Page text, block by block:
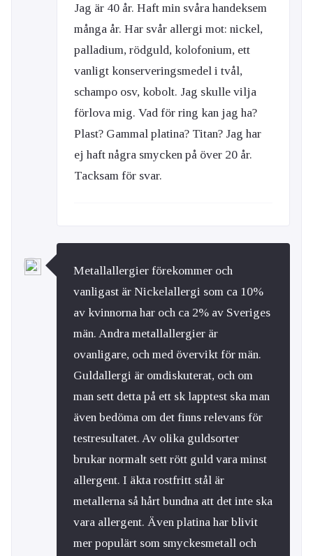
Jag är 40 år. Haft min svåra handeksem
många år. Har svår allergi mot: nickel,
palladium, rödguld, kolofonium, ett
vanligt konserveringsmedel i tvål,
schampo osv, kobolt. Jag skulle vilja
förlova mig. Vad för ring kan jag ha?
Plast? Gammal platina? Titan? Jag har
ej haft några smycken på över 20 år.
Tacksam för svar.
Metallallergier förekommer och
vanligast är Nickelallergi som ca 10%
av kvinnorna har och ca 2% av Sveriges
män. Andra metallallergier är
ovanligare, och med övervikt för män.
Guldallergi är omdiskuterat, och om
man sett detta på ett sk lapptest ska man
även bedöma om det finns relevans för
testresultatet. Av olika guldsorter
brukar normalt sett rött guld vara minst
allergent. I äkta rostfritt stål är
metallerna så hårt bundna att det inte ska
vara allergent. Även platina har blivit
mer populärt som smyckesmetall och